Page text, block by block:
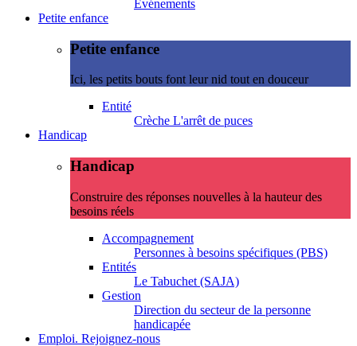
Evénements
Petite enfance
Petite enfance
Ici, les petits bouts font leur nid tout en douceur
Entité
Crèche L'arrêt de puces
Handicap
Handicap
Construire des réponses nouvelles à la hauteur des
besoins réels
Accompagnement
Personnes à besoins spécifiques (PBS)
Entités
Le Tabuchet (SAJA)
Gestion
Direction du secteur de la personne
handicapée
Emploi. Rejoignez-nous